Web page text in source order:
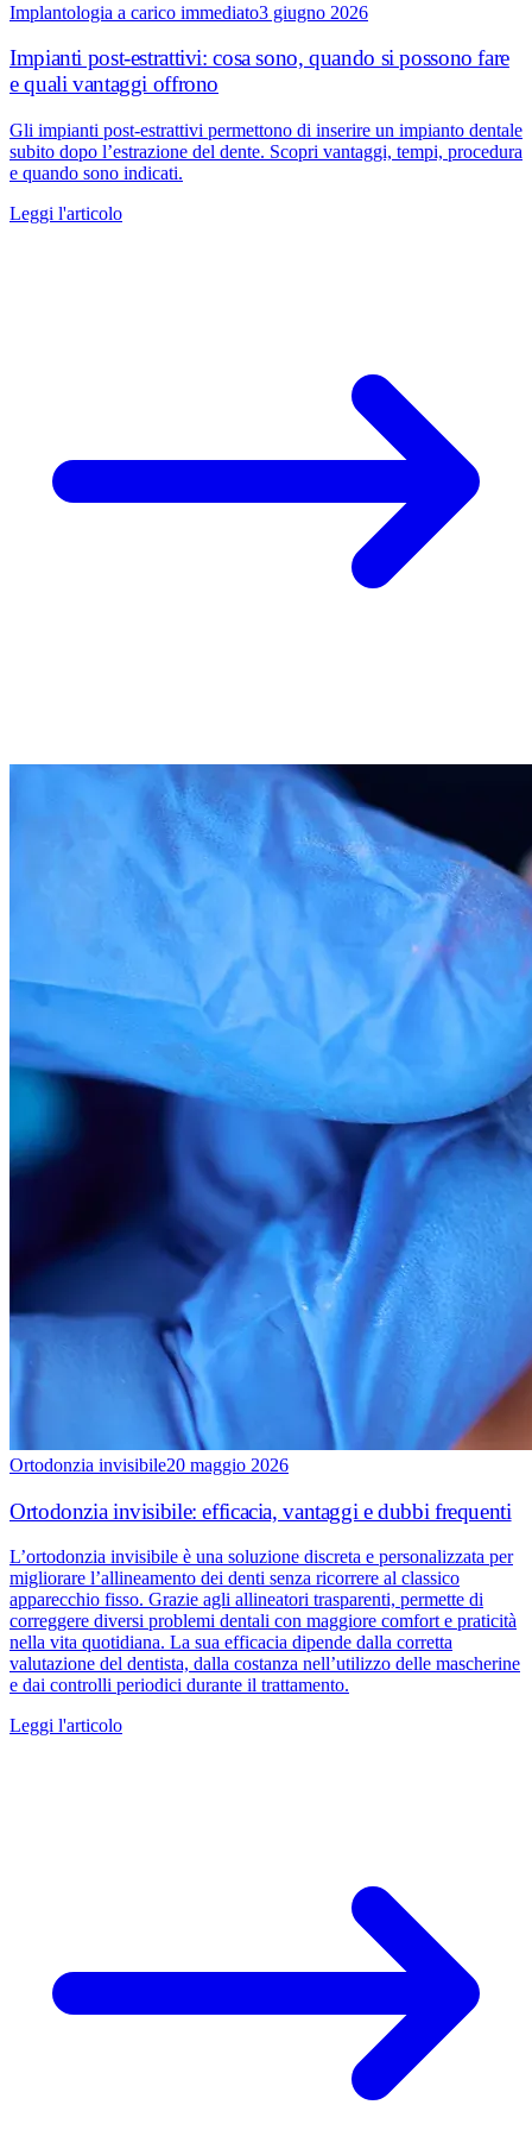
Implantologia a carico immediato3 giugno 2026
Impianti post-estrattivi: cosa sono, quando si possono fare
e quali vantaggi offrono
Gli impianti post-estrattivi permettono di inserire un impianto dentale
subito dopo l’estrazione del dente. Scopri vantaggi, tempi, procedura
e quando sono indicati.
Leggi l'articolo
Ortodonzia invisibile20 maggio 2026
Ortodonzia invisibile: efficacia, vantaggi e dubbi frequenti
L’ortodonzia invisibile è una soluzione discreta e personalizzata per
migliorare l’allineamento dei denti senza ricorrere al classico
apparecchio fisso. Grazie agli allineatori trasparenti, permette di
correggere diversi problemi dentali con maggiore comfort e praticità
nella vita quotidiana. La sua efficacia dipende dalla corretta
valutazione del dentista, dalla costanza nell’utilizzo delle mascherine
e dai controlli periodici durante il trattamento.
Leggi l'articolo